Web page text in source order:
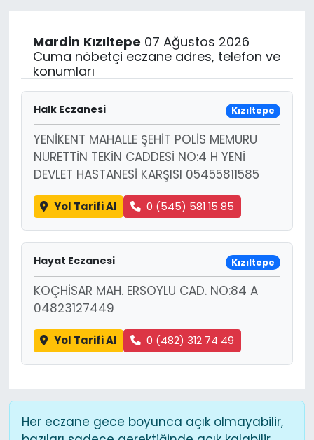
Mardin Kızıltepe 07 Ağustos 2026
Cuma nöbetçi eczane adres, telefon ve
konumları
Halk Eczanesi Kızıltepe
YENİKENT MAHALLE ŞEHİT POLİS MEMURU
NURETTİN TEKİN CADDESİ NO:4 H YENİ
DEVLET HASTANESİ KARŞISI 05455811585
Yol Tarifi Al 0 (545) 581 15 85
Hayat Eczanesi Kızıltepe
KOÇHİSAR MAH. ERSOYLU CAD. NO:84 A
04823127449
Yol Tarifi Al 0 (482) 312 74 49
Her eczane gece boyunca açık olmayabilir,